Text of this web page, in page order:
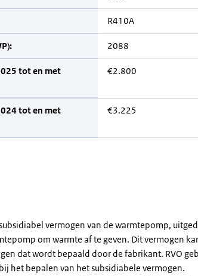
R410A
2088
tot en met
€2.800
tot en met
€3.225
vermogen van de warmtepomp,
om warmte af te geven. Dit vermogen
dat wordt bepaald door de fabrikant. RVO
het bepalen van het subsidiabele vermogen.